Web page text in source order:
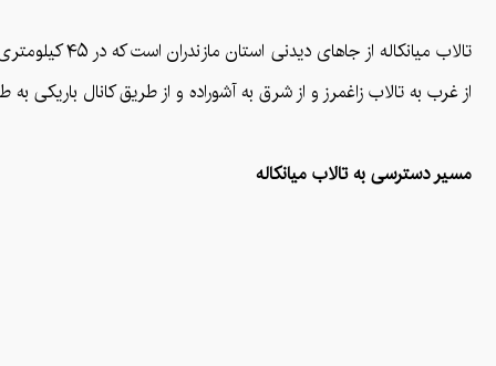
تالاب
از غرب به تالاب زاغمرز و از شرق به آشوراده و از طریق کانال باریکی
مسیر دسترسی به تالاب میانکاله